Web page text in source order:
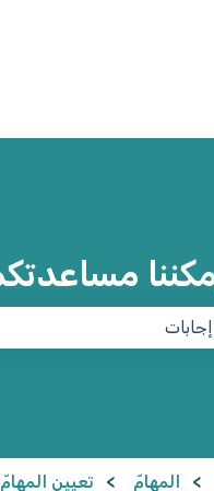
للترجمات
المهامّ تعيين المهامّ